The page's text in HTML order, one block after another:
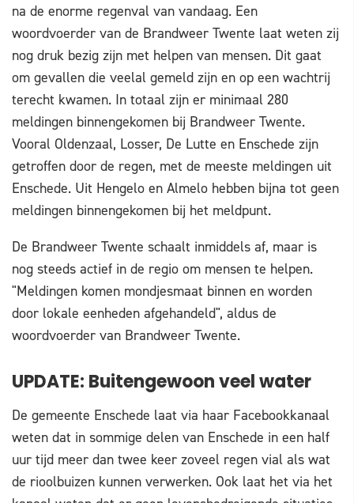
na de enorme regenval van vandaag. Een
woordvoerder van de Brandweer Twente laat weten zij
nog druk bezig zijn met helpen van mensen. Dit gaat
om gevallen die veelal gemeld zijn en op een wachtrij
terecht kwamen. In totaal zijn er minimaal 280
meldingen binnengekomen bij Brandweer Twente.
Vooral Oldenzaal, Losser, De Lutte en Enschede zijn
getroffen door de regen, met de meeste meldingen uit
Enschede. Uit Hengelo en Almelo hebben bijna tot geen
meldingen binnengekomen bij het meldpunt.
De Brandweer Twente schaalt inmiddels af, maar is
nog steeds actief in de regio om mensen te helpen.
"Meldingen komen mondjesmaat binnen en worden
door lokale eenheden afgehandeld", aldus de
woordvoerder van Brandweer Twente.
UPDATE: Buitengewoon veel water
De gemeente Enschede laat via haar Facebookkanaal
weten dat in sommige delen van Enschede in een half
uur tijd meer dan twee keer zoveel regen vial als wat
de rioolbuizen kunnen verwerken. Ook laat het via het